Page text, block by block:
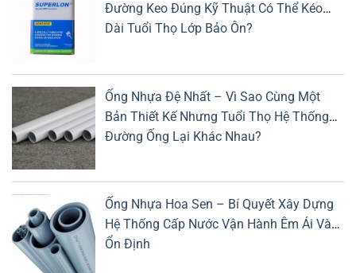
Đường Keo Đúng Kỹ Thuật Có Thể Kéo
Dài Tuổi Thọ Lớp Bảo Ôn?
Ống Nhựa Đệ Nhất – Vì Sao Cùng Một
Bản Thiết Kế Nhưng Tuổi Thọ Hệ Thống
Đường Ống Lại Khác Nhau?
Ống Nhựa Hoa Sen – Bí Quyết Xây Dựng
Hệ Thống Cấp Nước Vận Hành Êm Ái Và
Ổn Định